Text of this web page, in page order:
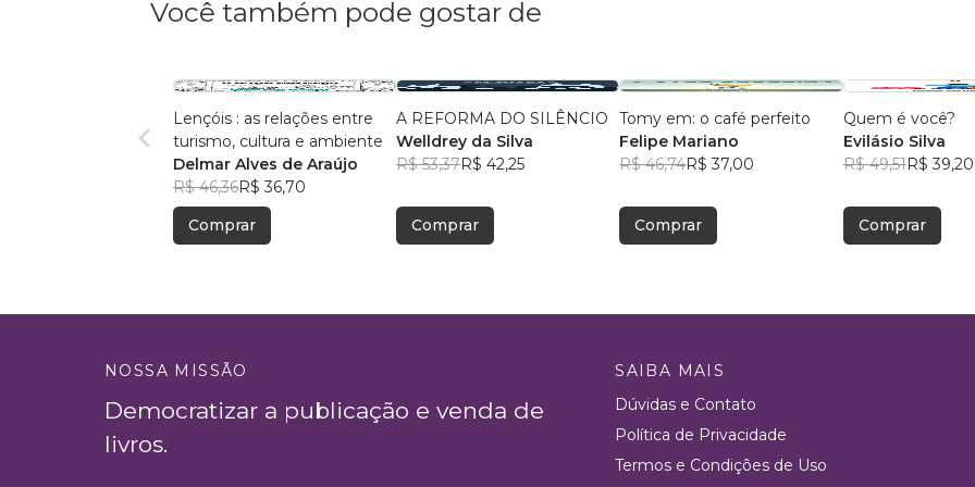
Você também pode gostar de
Lençóis : as relações entre
turismo, cultura e ambiente
Delmar Alves de Araújo
R$ 46,36R$ 36,70
Comprar
A REFORMA DO SILÊNCIO
Welldrey da Silva
R$ 53,37R$ 42,25
Comprar
Tomy em: o café perfeito
Felipe Mariano
R$ 46,74R$ 37,00
Comprar
Quem é você?
Evilásio Silva
R$ 49,51R$ 39,20
Comprar
NOSSA MISSÃO
Democratizar a publicação e venda de
livros.
SAIBA MAIS
Dúvidas e Contato
Política de Privacidade
Termos e Condições de Uso